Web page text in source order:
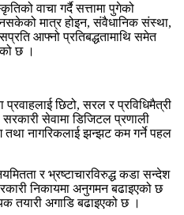
वाचा गर्दै सत्तामा पुगेको
मात्र होइन, संवैधानिक संस्था,
आफ्नो प्रतिबद्धतामाथि समेत
छ ।
छिटो, सरल र प्रविधिमैत्री
सेवामा डिजिटल प्रणाली
तथा नागरिकलाई झन्झट कम गर्ने पहल
र भ्रष्टाचारविरुद्ध कडा सन्देश
निकायमा अनुगमन बढाइएको छ
तयारी अगाडि बढाइएको छ ।